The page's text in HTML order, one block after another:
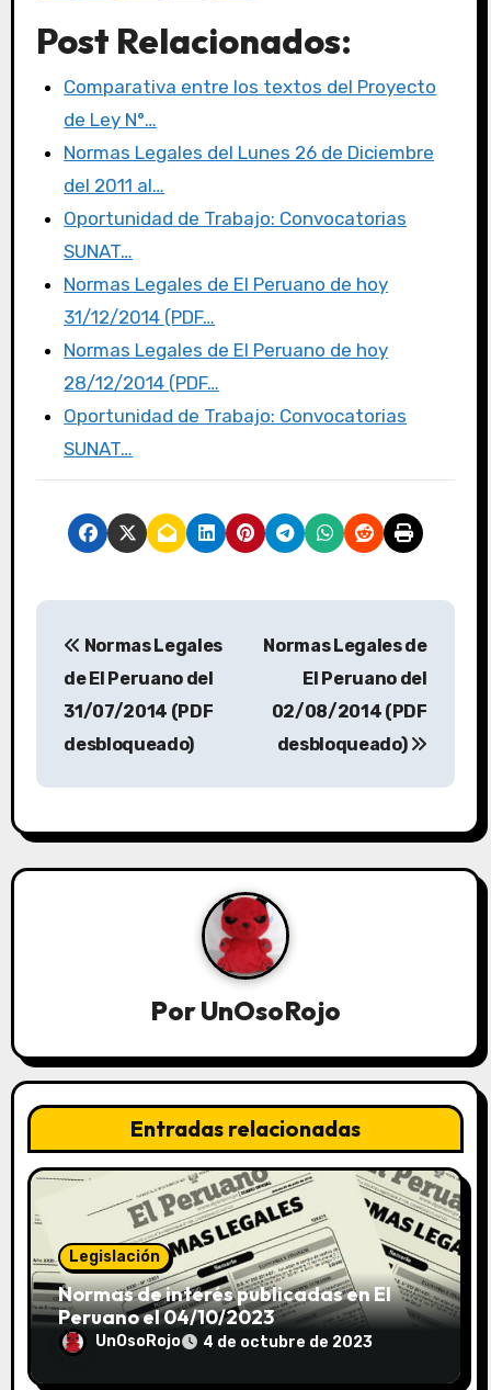
c
e
b
o
o
k
it
te
r
st
o
o
n
ail m
p
tir
Post Relacionados:
Comparativa entre los textos del Proyecto
de Ley N°…
Normas Legales del Lunes 26 de Diciembre
del 2011 al…
Oportunidad de Trabajo: Convocatorias
SUNAT…
Normas Legales de El Peruano de hoy
31/12/2014 (PDF…
Normas Legales de El Peruano de hoy
28/12/2014 (PDF…
Oportunidad de Trabajo: Convocatorias
SUNAT…
Normas Legales
de El Peruano del
31/07/2014 (PDF
desbloqueado)
Normas Legales de
El Peruano del
02/08/2014 (PDF
desbloqueado)
PorUnOsoRojo
Entradas relacionadas
Legislación
Normas de interés publicadas en El
Peruano el 04/10/2023
UnOsoRojo 4 de octubre de 2023